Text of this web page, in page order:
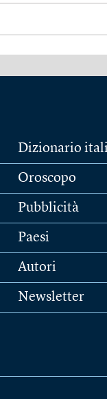
Dizionario
Oroscopo
Pubblicità
Paesi
Autori
Newsletter